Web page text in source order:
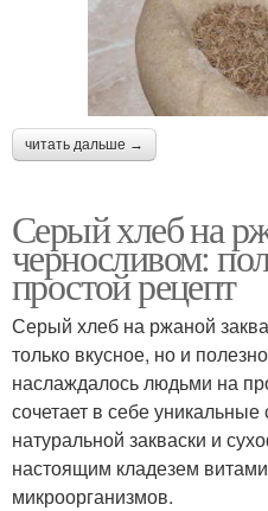
читать дальше →
Серый хлеб на
черносливом:
простой рецепт
Серый хлеб на ржаной
только вкусное, но и
наслаждалось людьми на
сочетает в себе
натуральной закваски и
настоящим кладезем
микроорганизмов.